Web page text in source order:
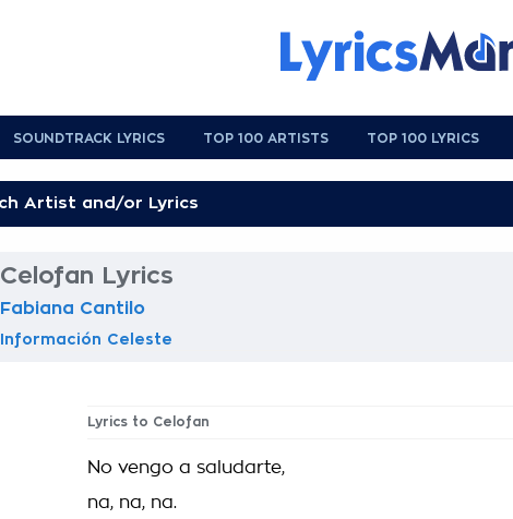
SOUNDTRACK LYRICS TOP 100 ARTISTS TOP 100 LYRICS
Celofan Lyrics
Fabiana Cantilo
Información Celeste
Lyrics to Celofan
No vengo a saludarte,
na, na, na.